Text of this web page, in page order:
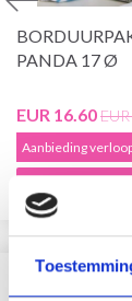
PANDA 17 Ø
EUR 16.60
Aanbieding